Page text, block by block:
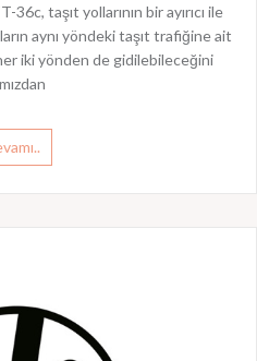
taşıt yollarının bir ayırıcı ile
aynı yöndeki taşıt trafiğine ait
iki yönden de gidilebileceğini